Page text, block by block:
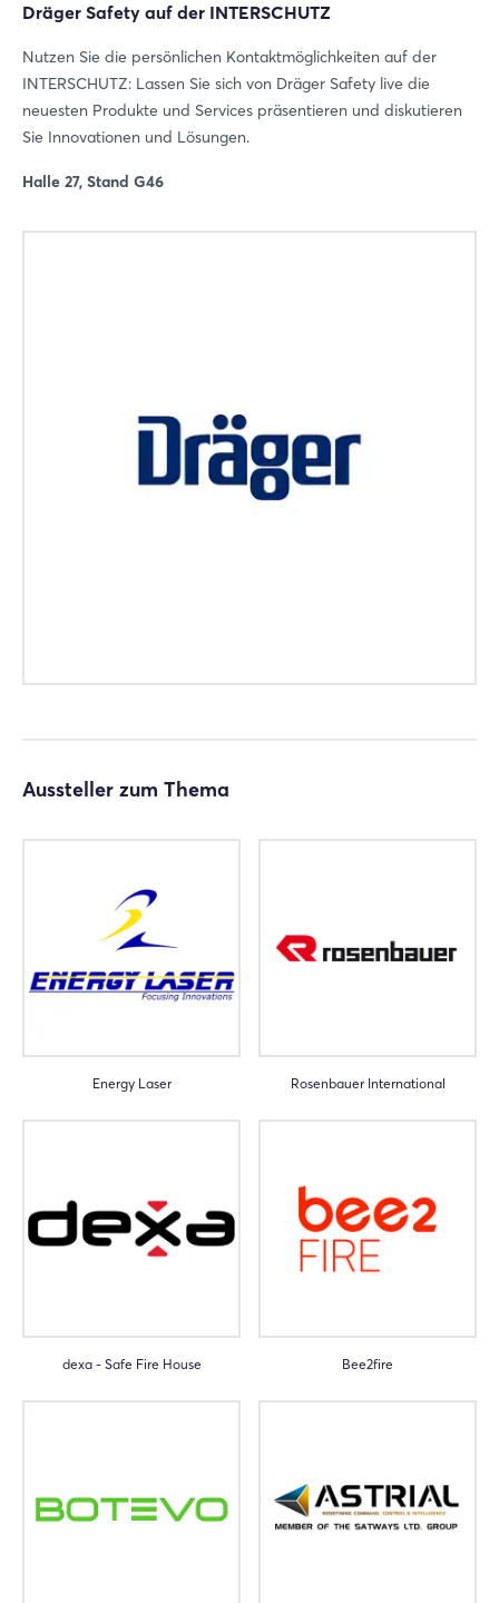
Dräger Safety auf der INTERSCHUTZ
Nutzen Sie die persönlichen Kontaktmöglichkeiten auf der
INTERSCHUTZ: Lassen Sie sich von Dräger Safety live die
neuesten Produkte und Services präsentieren und diskutieren
Sie Innovationen und Lösungen.
Halle 27, Stand G46
Aussteller zum Thema
Energy Laser Rosenbauer International
dexa - Safe Fire House Bee2fire
Login
Jetzt registrieren